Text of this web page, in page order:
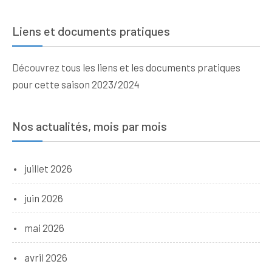
Liens et documents pratiques
Découvrez tous les liens et les documents pratiques
pour cette saison 2023/2024
Nos actualités, mois par mois
juillet 2026
juin 2026
mai 2026
avril 2026